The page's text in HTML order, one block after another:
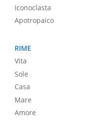
Iconoclasta
Apotropaico
RIME
Vita
Sole
Casa
Mare
Amore